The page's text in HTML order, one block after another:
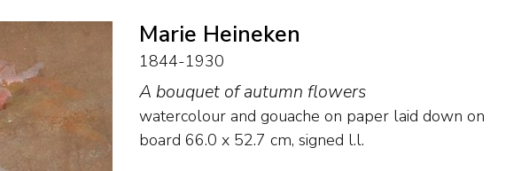
Marie Heineken
1844-1930
A bouquet of autumn flowers
watercolour and gouache on paper laid down on
board 66.0 x 52.7 cm, signed l.l.